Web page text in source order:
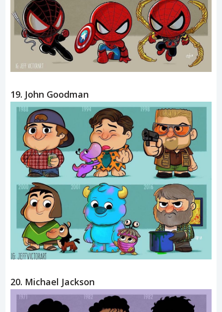
19. John Goodman
20. Michael Jackson